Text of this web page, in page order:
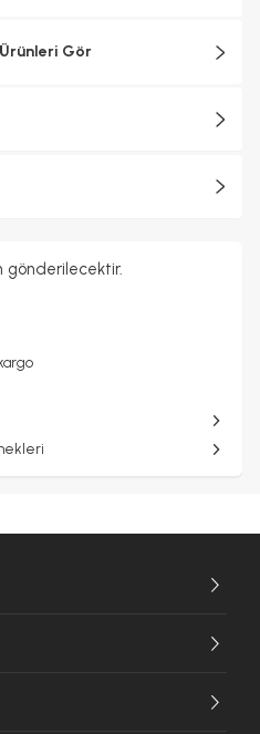
Gör
gönderilecektir.